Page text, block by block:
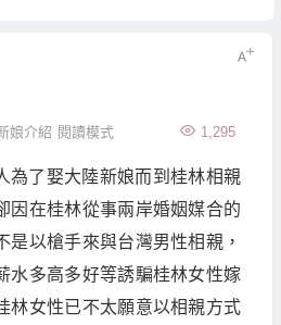
娘介紹 1,295
閱讀模式
為了娶大陸新娘而到桂林相親
因在桂林從事兩岸婚姻媒合的
是以槍手來與台灣男性相親，
水多高多好等誘騙桂林女性嫁
林女性已不太願意以相親方式